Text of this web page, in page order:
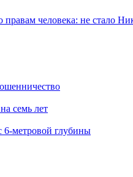
человека: не стало
семь лет
6-метровой глубины